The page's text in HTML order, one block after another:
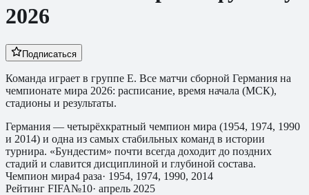
2026
Подписаться
Команда играет в группе E. Все матчи сборной Германия на
чемпионате мира 2026: расписание, время начала (МСК),
стадионы и результаты.
Германия — четырёхкратный чемпион мира (1954, 1974, 1990
и 2014) и одна из самых стабильных команд в истории
турнира. «Бундестим» почти всегда доходит до поздних
стадий и славится дисциплиной и глубиной состава.
Чемпион мира4 раза· 1954, 1974, 1990, 2014
Рейтинг FIFA№10· апрель 2025